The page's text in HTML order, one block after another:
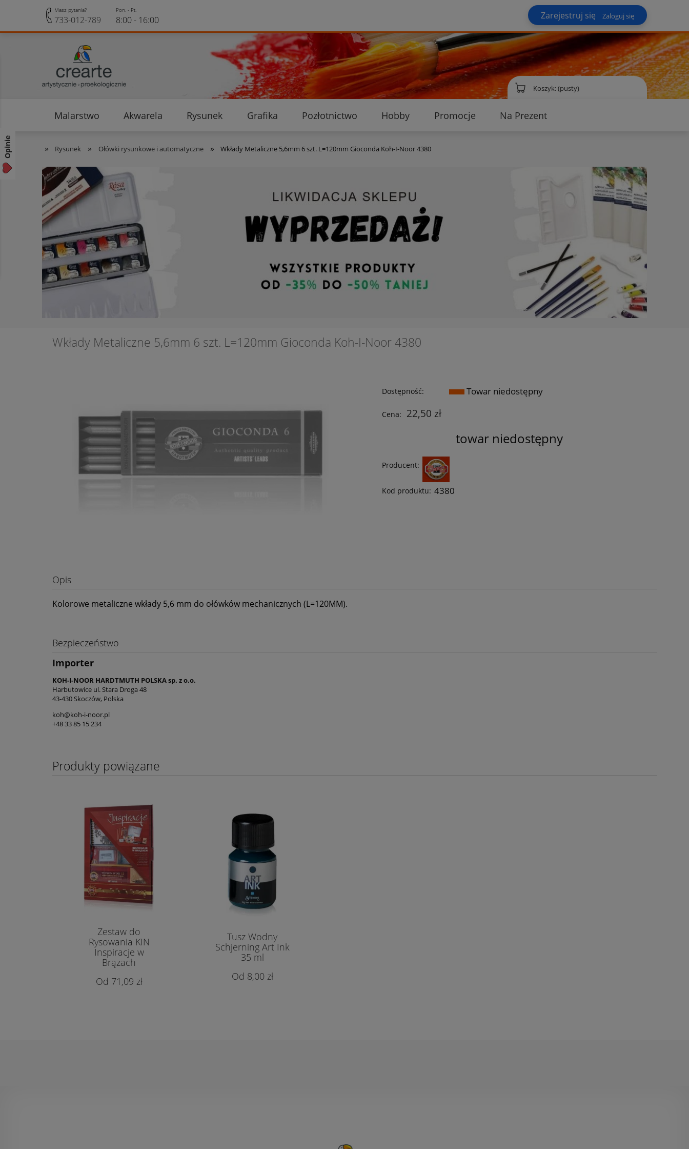
Zarejestruj się Zaloguj się
Koszyk:(pusty)
Malarstwo Akwarela Rysunek Grafika Pozłotnictwo Hobby Promocje
Na Prezent
» Rysunek » Ołówki rysunkowe i automatyczne » Wkłady Metaliczne 5,6mm 6 szt. L=120mm Gioconda Koh-I-Noor 4380
Wkłady Metaliczne 5,6mm 6 szt. L=120mm Gioconda Koh-I-Noor 4380
Dostępność: Towar niedostępny
Cena: 22,50 zł
towar niedostępny
Producent:
Kod produktu: 4380
Opis
Kolorowe metaliczne wkłady 5,6 mm do ołówków mechanicznych (L=120MM).
Bezpieczeństwo
Importer
KOH-I-NOOR HARDTMUTH POLSKA sp. z o.o.
Harbutowice ul. Stara Droga 48
43-430 Skoczów, Polska
koh@koh-i-noor.pl
+48 33 85 15 234
Produkty powiązane
Zestaw do
Rysowania KIN
Inspiracje w
Brązach
71,09 zł
Tusz Wodny
Schjerning Art Ink
35 ml
8,00 zł
Masz pytania?
733-012-789
Pon. - Pt.
8:00 - 16:00
Opinie